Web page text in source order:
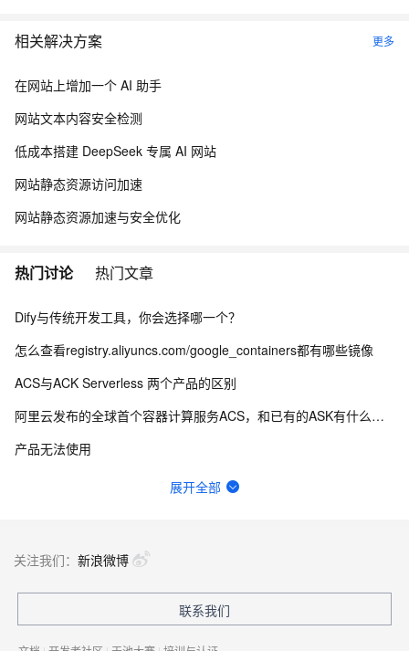
相关解决方案 更多
在网站上增加一个 AI 助手
网站文本内容安全检测
低成本搭建 DeepSeek 专属 AI 网站
网站静态资源访问加速
网站静态资源加速与安全优化
热门讨论 热门文章
Dify与传统开发工具，你会选择哪一个？
怎么查看registry.aliyuncs.com/google_containers都有哪些镜像
ACS与ACK Serverless 两个产品的区别
阿里云发布的全球首个容器计算服务ACS，和已有的ASK有什么区别
产品无法使用
容器服务ACK的这两个有啥区别呢？
展开全部
关注我们： 新浪微博
联系我们